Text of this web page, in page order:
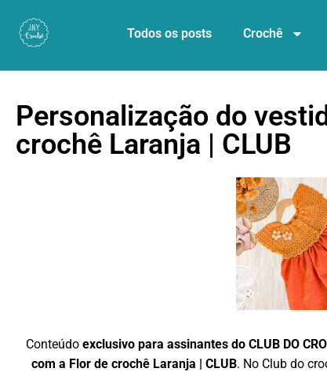
Todos os posts Crochê
Personalização do
crochê Laranja | CLUB
Conteúdoexclusivo para assinantes do CLUB DO
com a Flor de crochê Laranja | CLUB. No Club do